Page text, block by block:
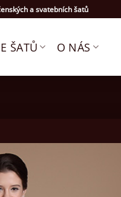
a svatebních šatů
ŠATŮ O NÁS